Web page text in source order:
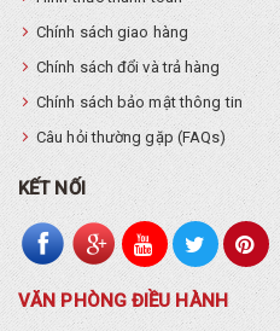
Chính sách giao hàng
Chính sách đổi và trả hàng
Chính sách bảo mật thông tin
Câu hỏi thường gặp (FAQs)
KẾT NỐI
VĂN PHÒNG ĐIỀU HÀNH